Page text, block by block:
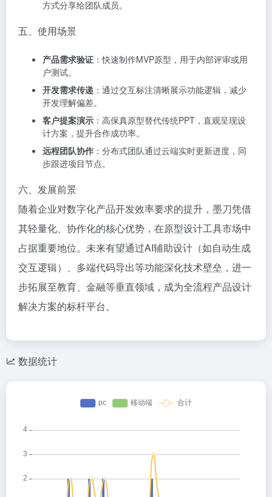
方式分享给团队成员。
五、使用场景
产品需求验证 ：快速制作MVP原型，用于内部评审或用
户测试。
开发需求传递 ：通过交互标注清晰展示功能逻辑，减少
开发理解偏差。
客户提案演示 ：高保真原型替代传统PPT，直观呈现设
计方案，提升合作成功率。
远程团队协作 ：分布式团队通过云端实时更新进度，同
步跟进项目节点。
六、发展前景
随着企业对数字化产品开发效率要求的提升，墨刀凭借
其轻量化、协作化的核心优势，在原型设计工具市场中
占据重要地位。未来有望通过AI辅助设计（如自动生成
交互逻辑）、多端代码导出等功能深化技术壁垒，进一
步拓展至教育、金融等垂直领域，成为全流程产品设计
解决方案的标杆平台。
数据统计